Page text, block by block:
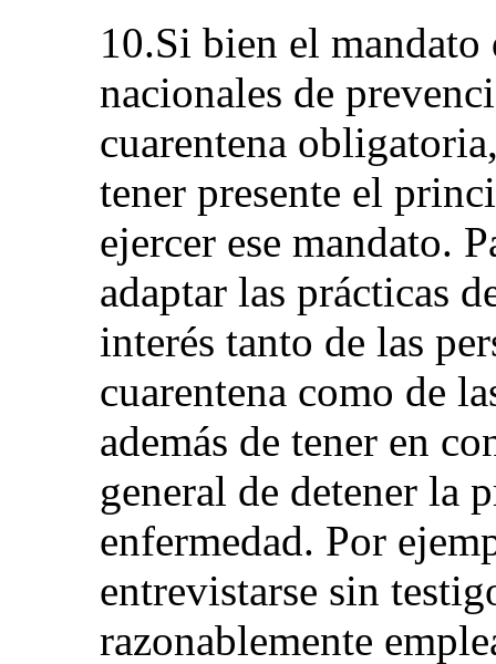
10.Si bien el
nacionales de
cuarentena
tener presente el
ejercer ese mandato.
adaptar las prácticas
interés tanto de las
cuarentena como de
además de tener en
general de detener la
enfermedad. Por
entrevistarse sin
razonablemente